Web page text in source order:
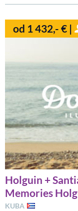
od 1 432,- € |
Holguin +
Memories
KUBA